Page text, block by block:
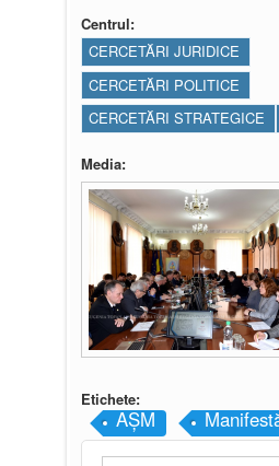
Centrul:
CERCETĂRI JURIDICE
CERCETĂRI POLITICE
CERCETĂRI STRATEGICE
Media:
Etichete:
AȘM